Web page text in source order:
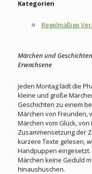
Kategorien
Regelmäßige
Märchen und
Erwachsene
Jeden Montag lädt die
kleine und große
Geschichten zu einem
Märchen von Freunden,
Märchen vom Glück,
Zusammensetzung der
kürzere Texte gelesen,
Handpuppen eingesetzt.
Märchen keine Geduld
hinaushuschen.